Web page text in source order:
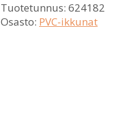
Tuotetunnus: 624182
Osasto: PVC-ikkunat